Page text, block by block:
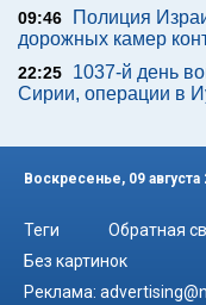
09:46
Полиция
дорожных камер
22:25
1037-й день
Сирии, операции в
Воскресенье, 09 августа
Теги Обратная
Без картинок
Реклама: